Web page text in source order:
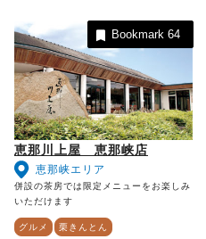
恵那川上屋 恵那峡店
恵那峡エリア
併設の茶房では限定メニューをお楽しみ
いただけます
グルメ 栗きんとん
Bookmark64